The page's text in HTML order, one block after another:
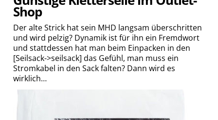
Shop
Der alte Strick hat sein MHD langsam überschritten
und wird pelzig? Dynamik ist für ihn ein Fremdwort
und stattdessen hat man beim Einpacken in den
[Seilsack->seilsack] das Gefühl, man muss ein
Stromkabel in den Sack falten? Dann wird es
wirklich…